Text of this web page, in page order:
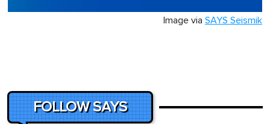
Image via SAYS Seismik
FOLLOW SAYS